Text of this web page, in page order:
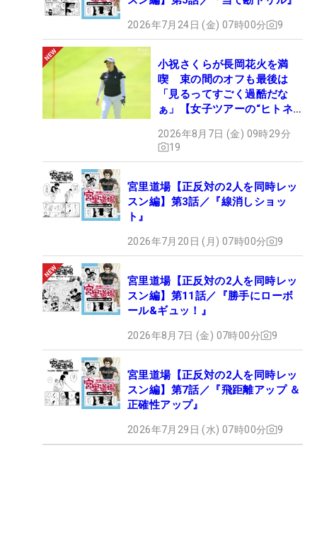
2026年7月24日 (金) 07時00分 9
小祝さくらが長岡花火を満
喫 束の間のオフも最後は
「見るってすごく過酷だな
ぁ」【女子ツアーの“ヒトネ
2026年8月7日 (金) 09時29分
19
宮里道場【正反対の2人を同時レッ
スン編】第3話／『線消しショッ
ト』
2026年7月20日 (月) 07時00分 9
宮里道場【正反対の2人を同時レッ
スン編】第11話／『勝手にローボ
ール&ギュッ！』
2026年8月7日 (金) 07時00分 9
宮里道場【正反対の2人を同時レッ
スン編】第7話／『飛距離アップ ＆
正確性アップ』
2026年7月29日 (水) 07時00分 9